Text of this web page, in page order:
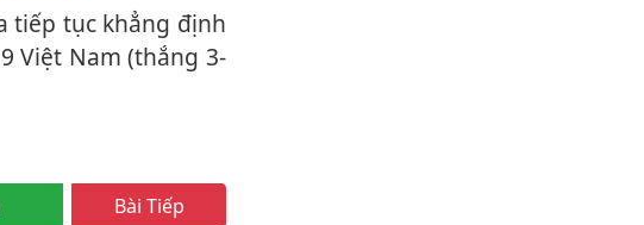
Việt Nam (thắng 3-
Bài Tiếp